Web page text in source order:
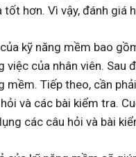
hơn. Vì vậy, đánh giá
kỹ năng mềm bao
của nhân viên. Sau
mềm. Tiếp theo, cần
và các bài kiểm tra.
các câu hỏi và bài